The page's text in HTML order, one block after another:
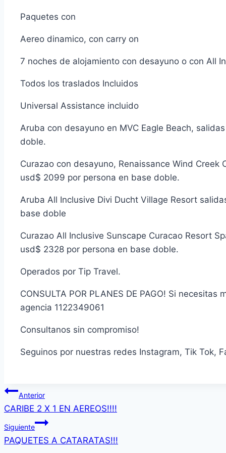
Paquetes con
Aereo dinamico, con carry on
7 noches de alojamiento con desayuno o con All
Todos los traslados Incluidos
Universal Assistance incluido
Aruba con desayuno en MVC Eagle Beach,
doble.
Curazao con desayuno, Renaissance Wind
usd$ 2099 por persona en base doble.
Aruba All Inclusive Divi Ducht Village Resort
base doble
Curazao All Inclusive Sunscape Curacao Resort
usd$ 2328 por persona en base doble.
Operados por Tip Travel.
CONSULTA POR PLANES DE PAGO! Si
agencia 1122349061
Consultanos sin compromiso!
Seguinos por nuestras redes Instagram, Tik Tok,
Navegación
de
entradas
Anterior
CARIBE 2 X 1 EN AEREOS!!!!
Siguiente
PAQUETES A CATARATAS!!!